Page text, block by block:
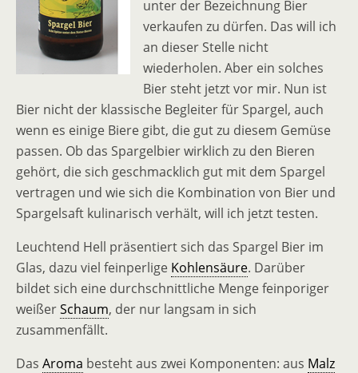
unter der Bezeichnung Bier
verkaufen zu dürfen. Das will ich
an dieser Stelle nicht
wiederholen. Aber ein solches
Bier steht jetzt vor mir. Nun ist
Bier nicht der klassische Begleiter für Spargel, auch
wenn es einige Biere gibt, die gut zu diesem Gemüse
passen. Ob das Spargelbier wirklich zu den Bieren
gehört, die sich geschmacklich gut mit dem Spargel
vertragen und wie sich die Kombination von Bier und
Spargelsaft kulinarisch verhält, will ich jetzt testen.
Leuchtend Hell präsentiert sich das Spargel Bier im
Glas, dazu viel feinperlige Kohlensäure. Darüber
bildet sich eine durchschnittliche Menge feinporiger
weißerSchaum, der nur langsam in sich
zusammenfällt.
Das Aroma besteht aus zwei Komponenten: aus Malz